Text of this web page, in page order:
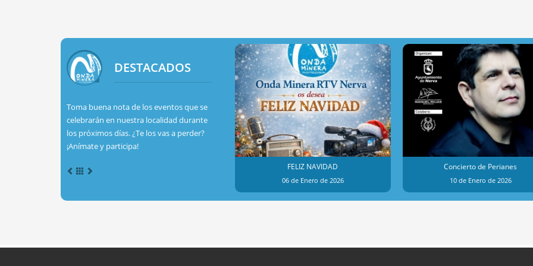
DESTACADOS
Toma buena nota de los eventos que se
celebrarán en nuestra localidad durante
los próximos días. ¿Te los vas a perder?
¡Anímate y participa!
FELIZ NAVIDAD
06 de Enero de 2026
Concierto de Perianes
10 de Enero de 2026